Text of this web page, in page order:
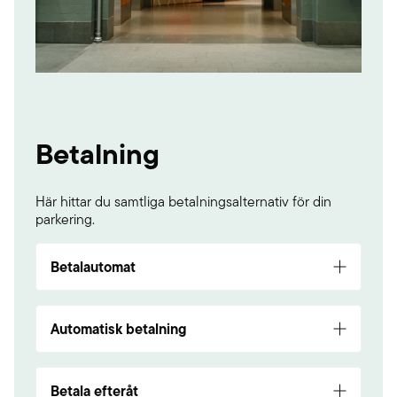
Betalning
Här hittar du samtliga betalningsalternativ för din
parkering.
Betalautomat
Automatisk betalning
Betala efteråt